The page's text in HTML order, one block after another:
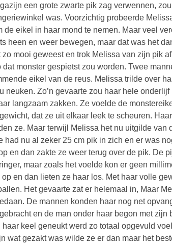
een grote zwarte pik zag verwennen,
was. Voorzichtig probeerde
de eikel in haar mond te nemen. Maar veel
heen en weer bewegen, maar dat was het
zo mooi geweest en trok Melissa van zijn pik
dat monster gespietst zou worden. Twee
eikel van de reus. Melissa trilde over
neuken. Zo’n gevaarte zou haar hele
langzaam zakken. Ze voelde de
dat ze uit elkaar leek te scheuren.
ze. Maar terwijl Melissa het nu uitgilde
had nu al zeker 25 cm pik in zich en er was
en dan zakte ze weer terug over de pik. De
maar zoals het voelde kon er geen
en dan lieten ze haar los. Met haar volle
Het gevaarte zat er helemaal in, Maar
De mannen konden haar nog net
en de man onder haar begon met
keel geneukt werd zo totaal opgevuld
wat gezakt was wilde ze er dan maar het